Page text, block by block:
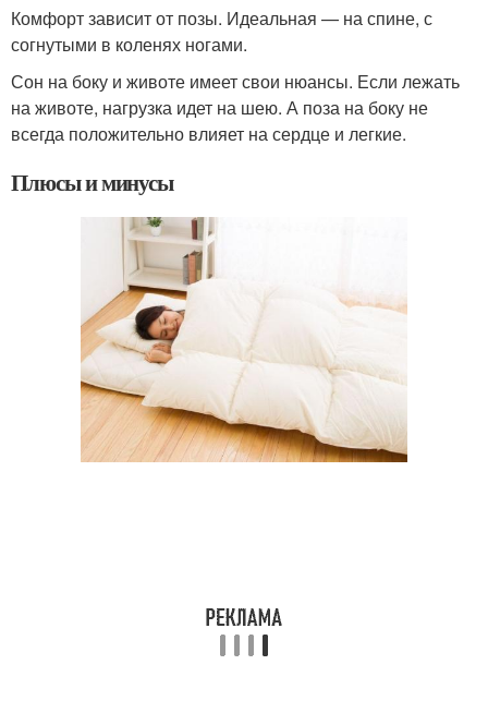
Комфорт зависит от позы. Идеальная — на спине, с
согнутыми в коленях ногами.
Сон на боку и животе имеет свои нюансы. Если лежать
на животе, нагрузка идет на шею. А поза на боку не
всегда положительно влияет на сердце и легкие.
Плюсы и минусы